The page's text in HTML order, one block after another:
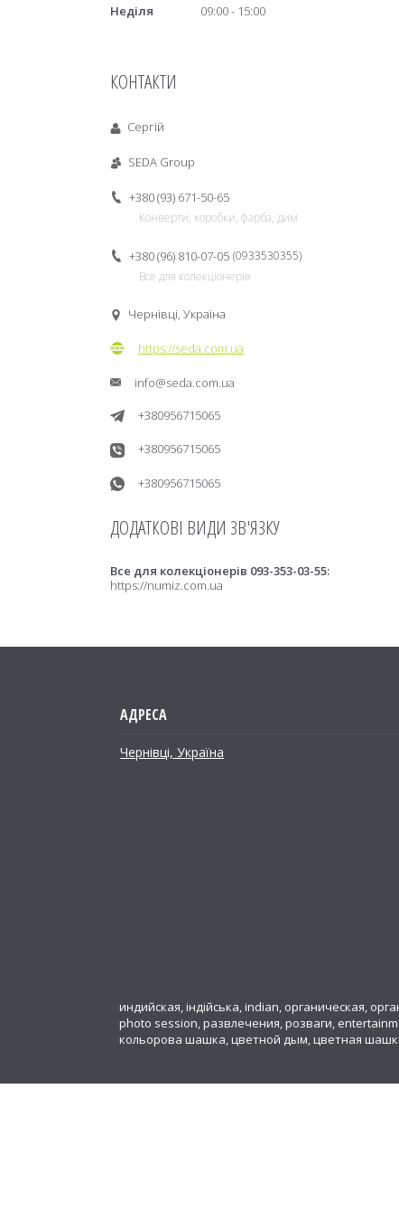
Неділя
09:00 15:00
КОНТАКТИ
Сергій
SEDA Group
+380 (93) 671-50-65
Конверти, коробки, фарба, дим
+380 (96) 810-07-05 0933530355
Все для колекціонерів
Чернівці, Україна
https://seda.com.ua
info@seda.com.ua
+380956715065
+380956715065
+380956715065
Все для колекціонерів 093-353-03-55
https://numiz.com.ua
Чернівці, Україна
индийская, індійська, indian, органическая,
photo session, развлечения, розваги,
кольорова шашка, цветной дым, цветная